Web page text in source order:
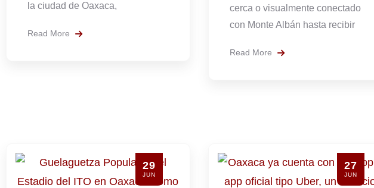
la ciudad de Oaxaca,
Read More
cerca o visualmente conectado
con Monte Albán hasta recibir
Read More
29
JUN
27
JUN